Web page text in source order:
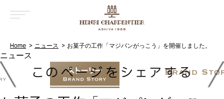
Home ニュース お菓子の工作「マジパンがっこう」を開催しました。